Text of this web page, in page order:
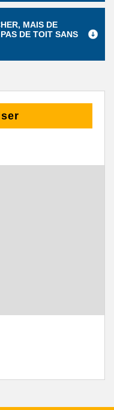
MAIS DE
DE TOIT SANS